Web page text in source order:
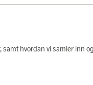
som lyser trygt
Bytt farge ved å
batteritid. En
hvordan vi samler inn og